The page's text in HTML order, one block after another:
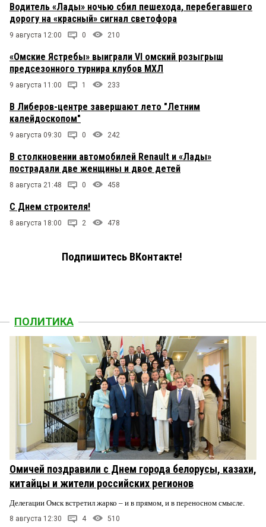
Водитель «Лады» ночью сбил пешехода, перебегавшего
дорогу на «красный» сигнал светофора
9 августа 12:00 0 210
«Омские Ястребы» выиграли VI омский розыгрыш
предсезонного турнира клубов МХЛ
9 августа 11:00 1 233
В Либеров-центре завершают лето "Летним
калейдоскопом"
9 августа 09:30 0 242
В столкновении автомобилей Renault и «Лады»
пострадали две женщины и двое детей
8 августа 21:48 0 458
С Днем строителя!
8 августа 18:00 2 478
Подпишитесь ВКонтакте!
ПОЛИТИКА
Омичей поздравили с Днем города белорусы, казахи,
китайцы и жители российских регионов
Делегации Омск встретил жарко – и в прямом, и в переносном смысле.
8 августа 12:30 4 510